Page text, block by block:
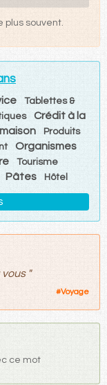
souvent.
Tablettes &
Crédit à la
Produits
Organismes
Tourisme
Pâtes Hôtel
vous "
#Voyage
ce mot